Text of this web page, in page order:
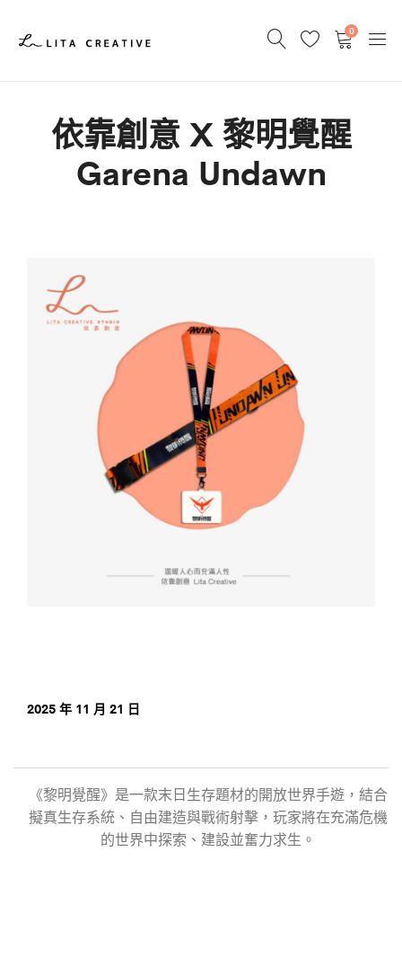
0
依靠創意 X 黎明覺醒
Garena Undawn
2025 年 11 月 21 日
《黎明覺醒》是一款末日生存題材的開放世界手遊，結合
擬真生存系統、自由建造與戰術射擊，玩家將在充滿危機
的世界中探索、建設並奮力求生。